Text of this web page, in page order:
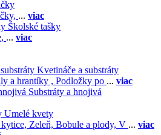
... viac
Školské tašky
... viac
Kvetináče a substráty
a hrantíky , Podložky po ... viac
Substráty a hnojivá
Umelé kvety
Zeleň, Bobule a plody, V ... viac